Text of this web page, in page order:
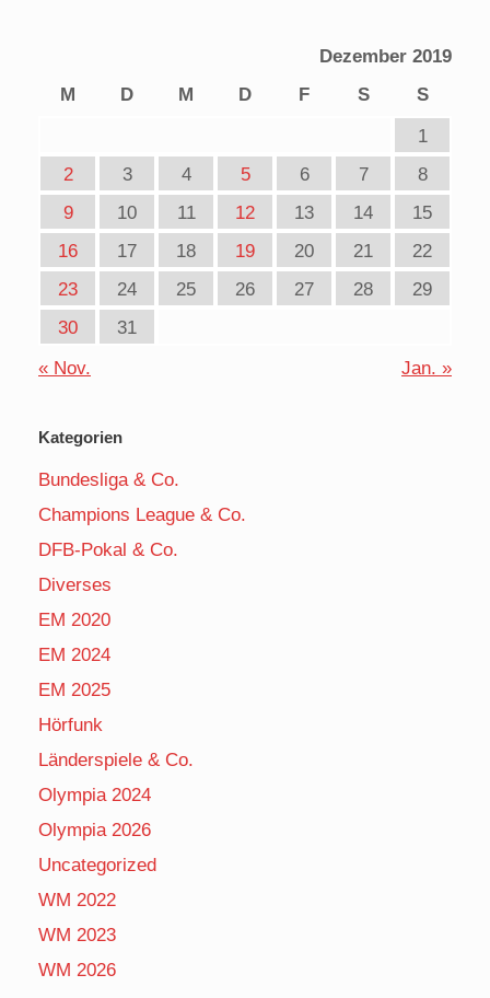
Dezember 2019
M
D M D F S
S
1
2
3 4 5 6 7
8
9
10 11 12 13 14
15
16
17 18 19 20 21
22
23
24 25 26 27 28
29
30
31
« Nov.
Jan. »
Kategorien
Bundesliga & Co.
Champions League & Co.
DFB-Pokal & Co.
Diverses
EM 2020
EM 2024
EM 2025
Hörfunk
Länderspiele & Co.
Olympia 2024
Olympia 2026
Uncategorized
WM 2022
WM 2023
WM 2026